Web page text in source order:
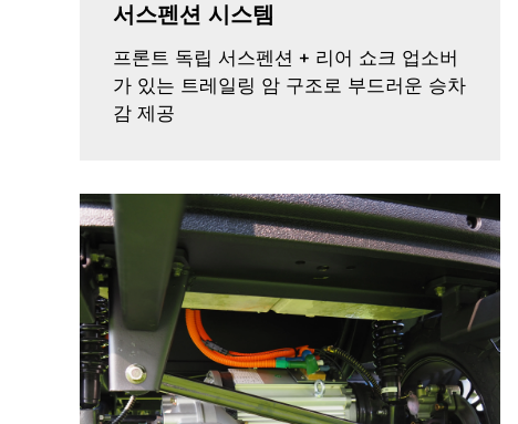
서스펜션 시스템
프론트 독립 서스펜션 + 리어 쇼크 업소버
가 있는 트레일링 암 구조로 부드러운 승차
감 제공